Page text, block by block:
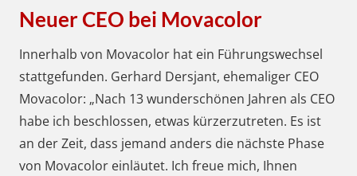
Neuer CEO bei Movacolor
Innerhalb von Movacolor hat ein Führungswechsel
stattgefunden. Gerhard Dersjant, ehemaliger CEO
Movacolor: „Nach 13 wunderschönen Jahren als CEO
habe ich beschlossen, etwas kürzerzutreten. Es ist
an der Zeit, dass jemand anders die nächste Phase
von Movacolor einläutet. Ich freue mich, Ihnen